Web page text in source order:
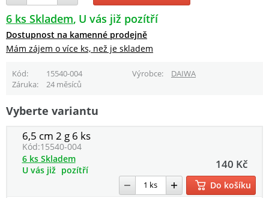
6 ks Skladem U vás již pozítří
Dostupnost na kamenné prodejně
Mám zájem o více ks, než je skladem
Kód 15540-004 Výrobce
DAIWA
Záruka
24 měsíců
Vyberte variantu
6,5 cm 2 g 6 ks
Kód:15540-004
140 Kč
6 ks Skladem
U vás již pozítří
Do košíku